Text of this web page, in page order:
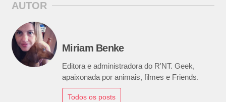
AUTOR
Miriam Benke
Editora e administradora do R'NT. Geek,
apaixonada por animais, filmes e Friends.
Todos os posts